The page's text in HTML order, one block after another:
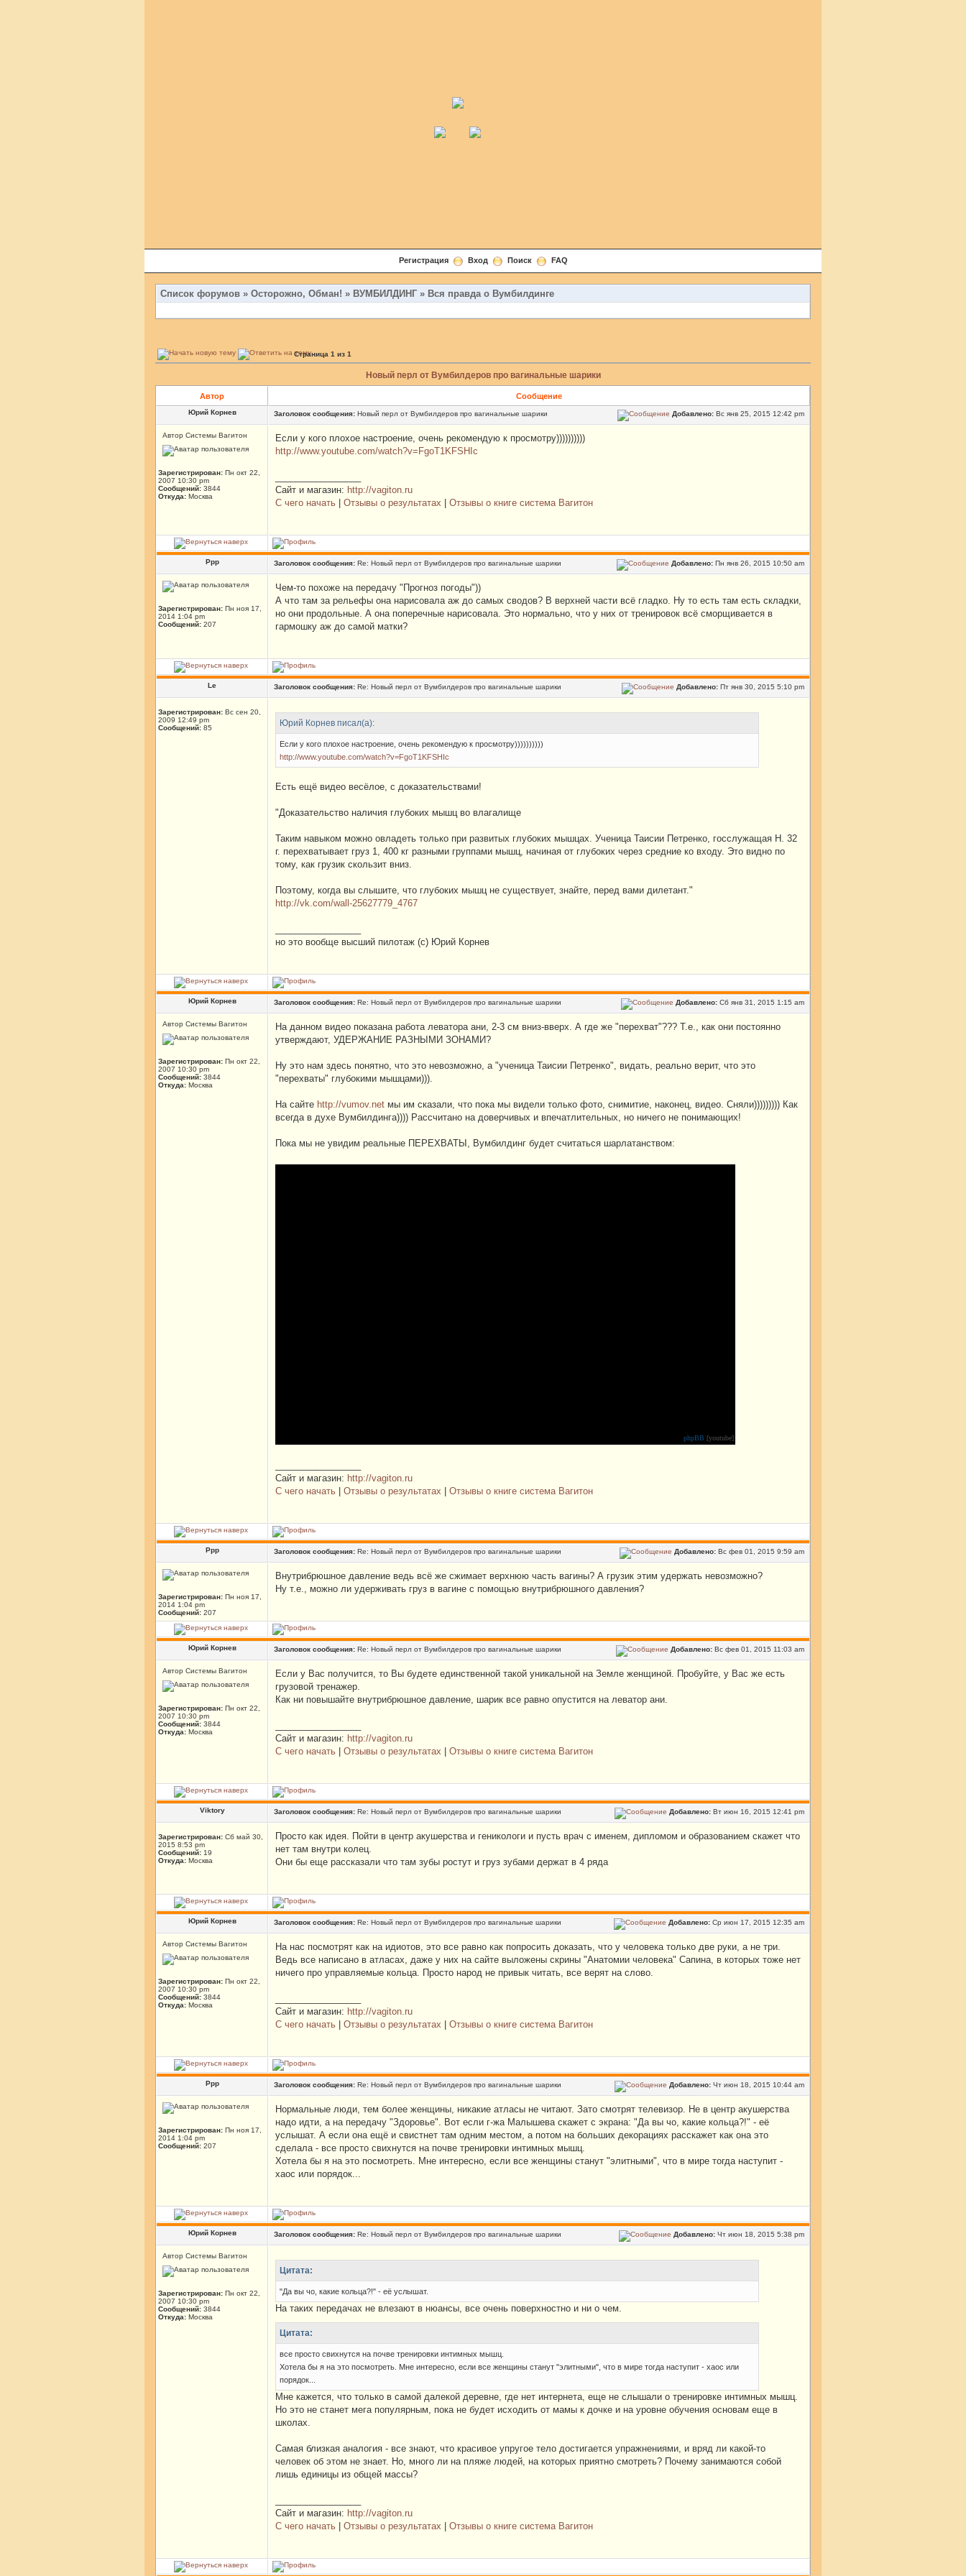
Регистрация Вход Поиск FAQ
Список форумов » Осторожно, Обман! » ВУМБИЛДИНГ » Вся правда о Вумбилдинге
Страница 1 из 1
Новый перл от Вумбилдеров про вагинальные шарики
Автор Сообщение
Юрий Корнев Заголовок сообщения: Новый перл от Вумбилдеров про вагинальные шарики Добавлено: Вс янв 25, 2015 12:42 pm
Автор Системы Вагитон
Зарегистрирован: Пн окт 22,
2007 10:30 pm
Сообщений: 3844
Откуда: Москва
Если у кого плохое настроение, очень рекомендую к просмотру))))))))))
http://www.youtube.com/watch?v=FgoT1KFSHIc
Сайт и магазин: http://vagiton.ru
С чего начать
Отзывы о результатах Отзывы о книге система Вагитон
Ррр Заголовок сообщения: Re: Новый перл от Вумбилдеров про вагинальные шарики Добавлено: Пн янв 26, 2015 10:50 am
Зарегистрирован: Пн ноя 17,
2014 1:04 pm
Сообщений: 207
Чем-то похоже на передачу "Прогноз погоды"))
А что там за рельефы она нарисовала аж до самых сводов? В верхней части всё гладко. Ну то есть там есть складки,
но они продольные. А она поперечные нарисовала. Это нормально, что у них от тренировок всё сморщивается в
гармошку аж до самой матки?
Le Заголовок сообщения: Re: Новый перл от Вумбилдеров про вагинальные шарики Добавлено: Пт янв 30, 2015 5:10 pm
Зарегистрирован: Вс сен 20,
2009 12:49 pm
Сообщений: 85
Юрий Корнев писал(а):
Если у кого плохое настроение, очень рекомендую к просмотру))))))))))
http://www.youtube.com/watch?v=FgoT1KFSHIc
Есть ещё видео весёлое, c доказательствами!
"Доказательство наличия глубоких мышц во влагалище
Таким навыком можно овладеть только при развитых глубоких мышцах. Ученица Таисии Петренко, госслужащая Н. 32
г. перехватывает груз 1, 400 кг разными группами мышц, начиная от глубоких через средние ко входу. Это видно по
тому, как грузик скользит вниз.
Поэтому, когда вы слышите, что глубоких мышц не существует, знайте, перед вами дилетант."
http://vk.com/wall-25627779_4767
но это вообще высший пилотаж (с) Юрий Корнев
Юрий Корнев Заголовок сообщения: Re: Новый перл от Вумбилдеров про вагинальные шарики Добавлено: Сб янв 31, 2015 1:15 am
Автор Системы Вагитон
Зарегистрирован: Пн окт 22,
2007 10:30 pm
Сообщений: 3844
Откуда: Москва
На данном видео показана работа леватора ани, 2-3 см вниз-вверх. А где же "перехват"??? Т.е., как они постоянно
утверждают, УДЕРЖАНИЕ РАЗНЫМИ ЗОНАМИ?
Ну это нам здесь понятно, что это невозможно, а "ученица Таисии Петренко", видать, реально верит, что это
"перехваты" глубокими мышцами))).
На сайте http://vumov.net мы им сказали, что пока мы видели только фото, снимитие, наконец, видео. Сняли))))))))) Как
всегда в духе Вумбилдинга)))) Рассчитано на доверчивых и впечатлительных, но ничего не понимающих!
Пока мы не увидим реальные ПЕРЕХВАТЫ, Вумбилдинг будет считаться шарлатанством:
phpBB [youtube]
Сайт и магазин: http://vagiton.ru
С чего начать
Отзывы о результатах Отзывы о книге система Вагитон
Ррр Заголовок сообщения: Re: Новый перл от Вумбилдеров про вагинальные шарики Добавлено: Вс фев 01, 2015 9:59 am
Зарегистрирован: Пн ноя 17,
2014 1:04 pm
Сообщений: 207
Внутрибрюшное давление ведь всё же сжимает верхнюю часть вагины? А грузик этим удержать невозможно?
Ну т.е., можно ли удерживать груз в вагине с помощью внутрибрюшного давления?
Юрий Корнев Заголовок сообщения: Re: Новый перл от Вумбилдеров про вагинальные шарики Добавлено: Вс фев 01, 2015 11:03 am
Автор Системы Вагитон
Зарегистрирован: Пн окт 22,
2007 10:30 pm
Сообщений: 3844
Откуда: Москва
Если у Вас получится, то Вы будете единственной такой уникальной на Земле женщиной. Пробуйте, у Вас же есть
грузовой тренажер.
Как ни повышайте внутрибрюшное давление, шарик все равно опустится на леватор ани.
Сайт и магазин: http://vagiton.ru
С чего начать
Отзывы о результатах Отзывы о книге система Вагитон
Viktory Заголовок сообщения: Re: Новый перл от Вумбилдеров про вагинальные шарики Добавлено: Вт июн 16, 2015 12:41 pm
Зарегистрирован: Сб май 30,
2015 8:53 pm
Сообщений: 19
Откуда: Москва
Просто как идея. Пойти в центр акушерства и геникологи и пусть врач с именем, дипломом и образованием скажет что
нет там внутри колец.
Они бы еще рассказали что там зубы ростут и груз зубами держат в 4 ряда
Юрий Корнев Заголовок сообщения: Re: Новый перл от Вумбилдеров про вагинальные шарики Добавлено: Ср июн 17, 2015 12:35 am
Автор Системы Вагитон
Зарегистрирован: Пн окт 22,
2007 10:30 pm
Сообщений: 3844
Откуда: Москва
На нас посмотрят как на идиотов, это все равно как попросить доказать, что у человека только две руки, а не три.
Ведь все написано в атласах, даже у них на сайте выложены скрины "Анатомии человека" Сапина, в которых тоже нет
ничего про управляемые кольца. Просто народ не привык читать, все верят на слово.
Сайт и магазин: http://vagiton.ru
С чего начать
Отзывы о результатах Отзывы о книге система Вагитон
Ррр Заголовок сообщения: Re: Новый перл от Вумбилдеров про вагинальные шарики Добавлено: Чт июн 18, 2015 10:44 am
Зарегистрирован: Пн ноя 17,
2014 1:04 pm
Сообщений: 207
Нормальные люди, тем более женщины, никакие атласы не читают. Зато смотрят телевизор. Не в центр акушерства
надо идти, а на передачу "Здоровье". Вот если г-жа Малышева скажет с экрана: "Да вы чо, какие кольца?!" - её
услышат. А если она ещё и свистнет там одним местом, а потом на больших декорациях расскажет как она это
сделала - все просто свихнутся на почве тренировки интимных мышц.
Хотела бы я на это посмотреть. Мне интересно, если все женщины станут "элитными", что в мире тогда наступит -
хаос или порядок...
Юрий Корнев Заголовок сообщения: Re: Новый перл от Вумбилдеров про вагинальные шарики Добавлено: Чт июн 18, 2015 5:38 pm
Автор Системы Вагитон
Зарегистрирован: Пн окт 22,
2007 10:30 pm
Сообщений: 3844
Откуда: Москва
Цитата:
"Да вы чо, какие кольца?!" - её услышат.
На таких передачах не влезают в нюансы, все очень поверхностно и ни о чем.
Цитата:
все просто свихнутся на почве тренировки интимных мышц.
Хотела бы я на это посмотреть. Мне интересно, если все женщины станут "элитными", что в мире тогда наступит - хаос или
порядок...
Мне кажется, что только в самой далекой деревне, где нет интернета, еще не слышали о тренировке интимных мышц.
Но это не станет мега популярным, пока не будет исходить от мамы к дочке и на уровне обучения основам еще в
школах.
Самая близкая аналогия - все знают, что красивое упругое тело достигается упражнениями, и вряд ли какой-то
человек об этом не знает. Но, много ли на пляже людей, на которых приятно смотреть? Почему занимаются собой
лишь единицы из общей массы?
Сайт и магазин: http://vagiton.ru
С чего начать
Отзывы о результатах Отзывы о книге система Вагитон